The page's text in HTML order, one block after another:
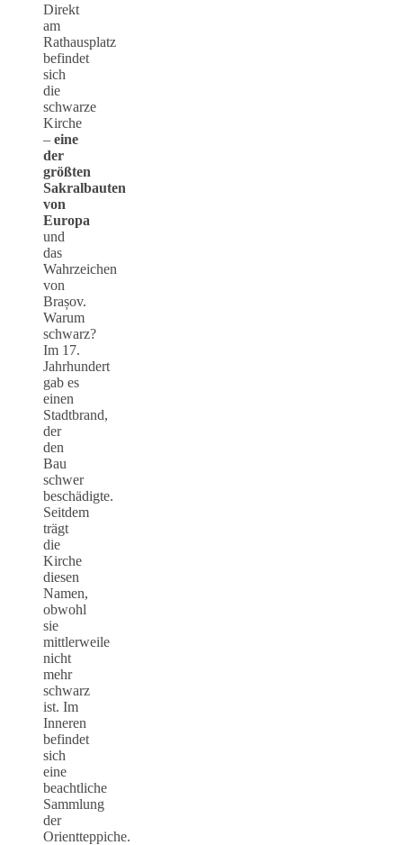
Direkt
am
Rathausplatz
befindet
sich
die
schwarze
Kirche
– eine
der
größten
Sakralbauten
von
Europa
und
das
Wahrzeichen
von
Brașov.
Warum
schwarz?
Im 17.
Jahrhundert
gab es
einen
Stadtbrand,
der
den
Bau
schwer
beschädigte.
Seitdem
trägt
die
Kirche
diesen
Namen,
obwohl
sie
mittlerweile
nicht
mehr
schwarz
ist. Im
Inneren
befindet
sich
eine
beachtliche
Sammlung
der
Orientteppiche.